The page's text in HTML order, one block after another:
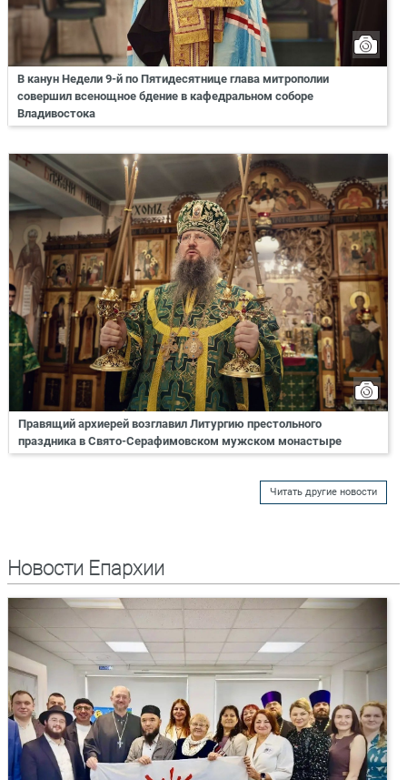
В канун Недели 9-й по Пятидесятнице глава митрополии
совершил всенощное бдение в кафедральном соборе
Владивостока
Правящий архиерей возглавил Литургию престольного
праздника в Свято-Серафимовском мужском монастыре
Читать другие новости
Новости Епархии